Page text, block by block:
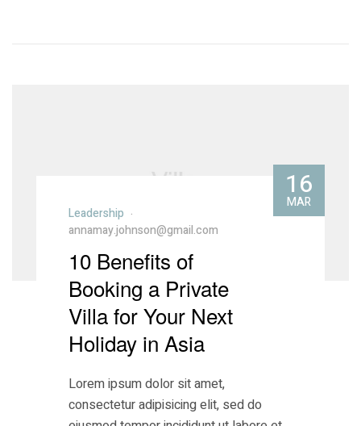
16
MAR
Leadership
annamay.johnson@gmail.com
10 Benefits of
Booking a Private
Villa for Your Next
Holiday in Asia
Lorem ipsum dolor sit amet,
consectetur adipisicing elit, sed do